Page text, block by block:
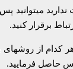
میتوانید
برقرار کنید.
هر کدام از
حاصل فرمایید.